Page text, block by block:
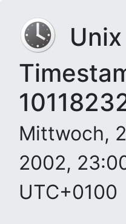
Unix
Mittwoch,
2002,
UTC+0100